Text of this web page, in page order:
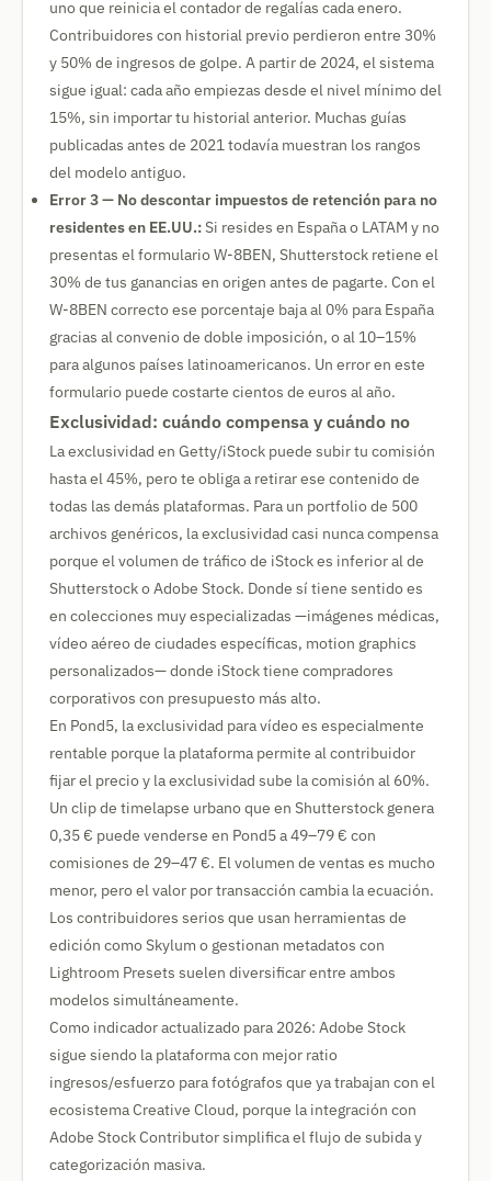
uno que reinicia el contador de regalías cada enero.
Contribuidores con historial previo perdieron entre 30%
y 50% de ingresos de golpe. A partir de 2024, el sistema
sigue igual: cada año empiezas desde el nivel mínimo del
15%, sin importar tu historial anterior. Muchas guías
publicadas antes de 2021 todavía muestran los rangos
del modelo antiguo.
Error 3 — No descontar impuestos de retención para no
residentes en EE.UU.:Si resides en España o LATAM y no
presentas el formulario W-8BEN, Shutterstock retiene el
30% de tus ganancias en origen antes de pagarte. Con el
W-8BEN correcto ese porcentaje baja al 0% para España
gracias al convenio de doble imposición, o al 10–15%
para algunos países latinoamericanos. Un error en este
formulario puede costarte cientos de euros al año.
Exclusividad: cuándo compensa y cuándo no
La exclusividad en Getty/iStock puede subir tu comisión
hasta el 45%, pero te obliga a retirar ese contenido de
todas las demás plataformas. Para un portfolio de 500
archivos genéricos, la exclusividad casi nunca compensa
porque el volumen de tráfico de iStock es inferior al de
Shutterstock o Adobe Stock. Donde sí tiene sentido es
en colecciones muy especializadas —imágenes médicas,
vídeo aéreo de ciudades específicas, motion graphics
personalizados— donde iStock tiene compradores
corporativos con presupuesto más alto.
En Pond5, la exclusividad para vídeo es especialmente
rentable porque la plataforma permite al contribuidor
fijar el precio y la exclusividad sube la comisión al 60%.
Un clip de timelapse urbano que en Shutterstock genera
0,35 € puede venderse en Pond5 a 49–79 € con
comisiones de 29–47 €. El volumen de ventas es mucho
menor, pero el valor por transacción cambia la ecuación.
Los contribuidores serios que usan herramientas de
edición como Skylum o gestionan metadatos con
Lightroom Presets suelen diversificar entre ambos
modelos simultáneamente.
Como indicador actualizado para 2026: Adobe Stock
sigue siendo la plataforma con mejor ratio
ingresos/esfuerzo para fotógrafos que ya trabajan con el
ecosistema Creative Cloud, porque la integración con
Adobe Stock Contributor simplifica el flujo de subida y
categorización masiva.